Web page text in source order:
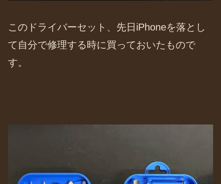
このドライバーセット、先日iPhoneを落とし
て自分で修理する時に買っておいたもので
す。